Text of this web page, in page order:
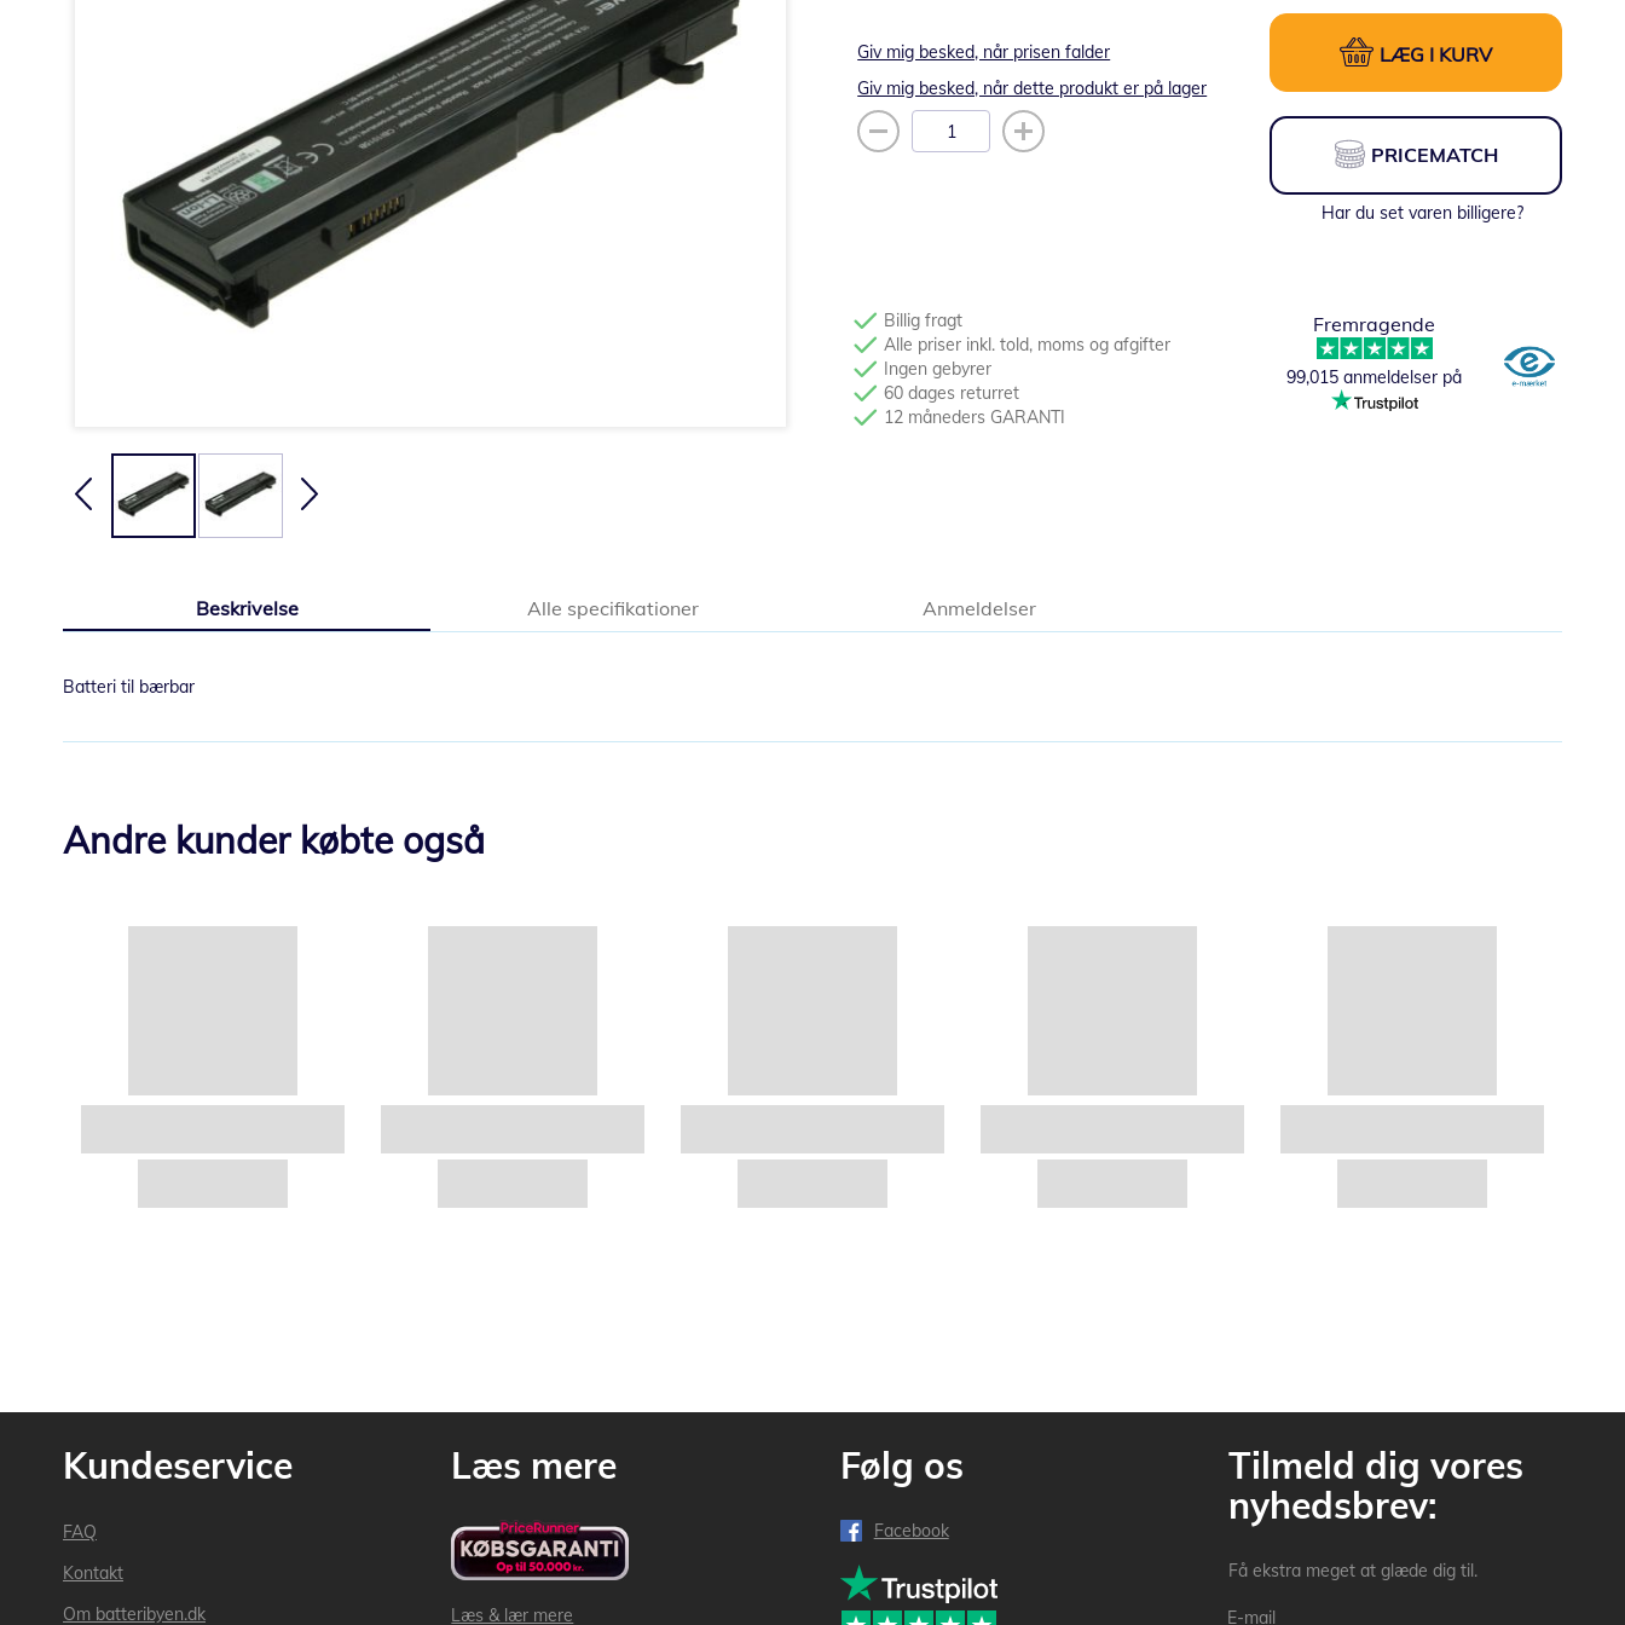
Giv mig besked, når prisen falder
Giv mig besked, når dette produkt er på lager
LÆG I KURV
PRICEMATCH
Har du set varen billigere?
Billig fragt
Alle priser inkl. told, moms og afgifter
Ingen gebyrer
60 dages returret
12 måneders GARANTI
Fremragende
99,015 anmeldelser på
af
Beskrivelse
Batteri til bærbar
Alle specifikationer Anmeldelser
Andre kunder købte også
Kundeservice
FAQ
Kontakt
Om batteribyen.dk
Læs mere
Læs & lær mere
Følg os
Facebook
Tilmeld dig vores
nyhedsbrev:
Få ekstra meget at glæde dig til.
E-mail